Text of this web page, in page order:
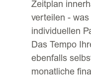
Zeitplan
verteilen -
individuellen
Das Tempo
ebenfalls
monatliche